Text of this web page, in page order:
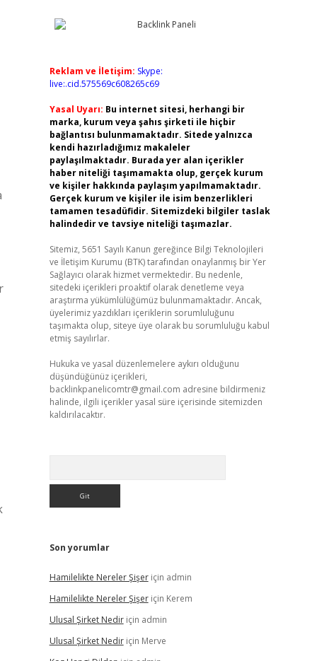
Reklam ve İletişim: Skype:
live:.cid.575569c608265c69
Yasal Uyarı: Bu internet sitesi, herhangi bir
marka, kurum veya şahıs şirketi ile hiçbir
bağlantısı bulunmamaktadır. Sitede yalnızca
kendi hazırladığımız makaleler
paylaşılmaktadır. Burada yer alan içerikler
haber niteliği taşımamakta olup, gerçek kurum
ve kişiler hakkında paylaşım yapılmamaktadır.
Gerçek kurum ve kişiler ile isim benzerlikleri
tamamen tesadüfidir. Sitemizdeki bilgiler taslak
halindedir ve tavsiye niteliği taşımazlar.
Sitemiz, 5651 Sayılı Kanun gereğince Bilgi Teknolojileri
ve İletişim Kurumu (BTK) tarafından onaylanmış bir Yer
Sağlayıcı olarak hizmet vermektedir. Bu nedenle,
sitedeki içerikleri proaktif olarak denetleme veya
araştırma yükümlülüğümüz bulunmamaktadır. Ancak,
üyelerimiz yazdıkları içeriklerin sorumluluğunu
taşımakta olup, siteye üye olarak bu sorumluluğu kabul
etmiş sayılırlar.
Hukuka ve yasal düzenlemelere aykırı olduğunu
düşündüğünüz içerikleri,
backlinkpanelicomtr@gmail.com adresine bildirmeniz
halinde, ilgili içerikler yasal süre içerisinde sitemizden
kaldırılacaktır.
Son yorumlar
Hamilelikte Nereler Şişeriçin admin
Hamilelikte Nereler Şişeriçin Kerem
Ulusal Şirket Nediriçin admin
Ulusal Şirket Nediriçin Merve